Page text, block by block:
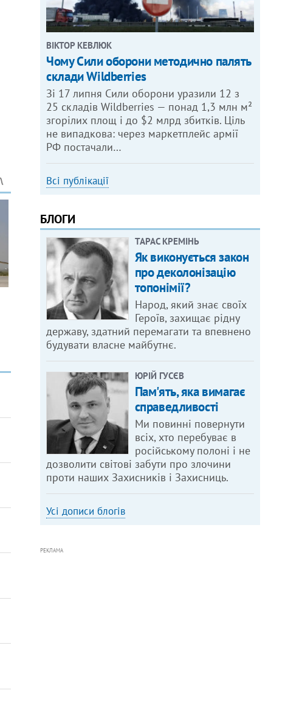
ВІКТОР КЕВЛЮК
Чому Сили оборони методично палять
склади Wildberries
Зі 17 липня Сили оборони уразили 12 з
25 складів Wildberries — понад 1,3 млн м²
згорілих площ і до $2 млрд збитків. Ціль
не випадкова: через маркетплейс армії
РФ постачали…
Всі публікації
БЛОГИ
ТАРАС КРЕМІНЬ
Як виконується закон
про деколонізацію
топонімії?
Народ, який знає своїх
Героїв, захищає рідну
державу, здатний перемагати та впевнено
будувати власне майбутнє.
ЮРІЙ ГУСЄВ
Пам'ять, яка вимагає
справедливості
Ми повинні повернути
всіх, хто перебуває в
російському полоні і не
дозволити світові забути про злочини
проти наших Захисників і Захисниць.
Усі дописи блогів
РЕКЛАМА